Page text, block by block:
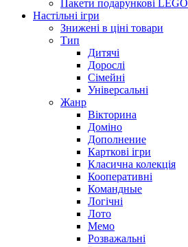
Пакети подарункові LEGO
Настільні ігри
Знижені в ціні товари
Тип
Дитячі
Дорослі
Сімейні
Універсальні
Жанр
Вікторина
Доміно
Дополнение
Карткові ігри
Класична колекція
Кооперативні
Командные
Логічні
Лото
Мемо
Розважальні